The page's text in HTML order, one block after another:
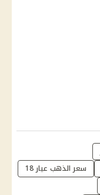
سعر الذهب عيار 18